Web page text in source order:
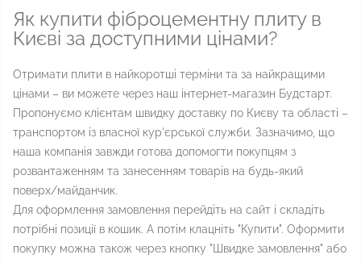
Як купити фіброцементну плиту в
Києві за доступними цінами?
Отримати плити в найкоротші терміни та за найкращими
цінами – ви можете через наш інтернет-магазин Будстарт.
Пропонуємо клієнтам швидку доставку по Києву та області –
транспортом із власної кур'єрської служби. Зазначимо, що
наша компанія завжди готова допомогти покупцям з
розвантаженням та занесенням товарів на будь-який
поверх/майданчик.
Для оформлення замовлення перейдіть на сайт і складіть
потрібні позиції в кошик. А потім клацніть "Купити". Оформити
покупку можна також через кнопку "Швидке замовлення" або